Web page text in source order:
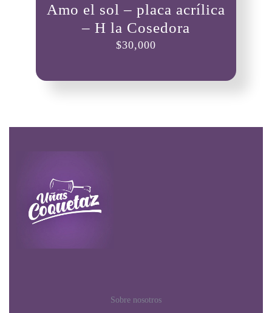
Amo el sol – placa acrílica
– H la Cosedora
$30,000
Sobre nosotros